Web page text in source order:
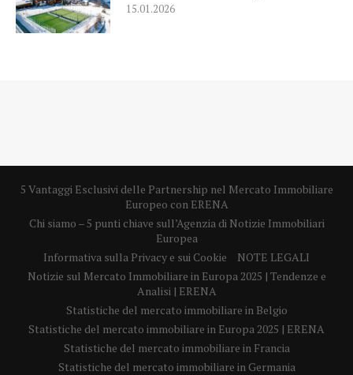
15.01.2026
5 Vantaggi Esclusivi delle Partnership nel Mercato Immobiliare
Europeo con ERENA
Chi siamo – 5 punti chiave sull’Agenzia di Notizie Immobiliari
Europea
Informativa sulla Privacy e sui Cookie
NOTE LEGALI
Notizie sul Mercato Immobiliare in Europa 2025 | Tendenze e
Analisi | ERENA
Statistiche del mercato immobiliare in Belgio
Statistiche del mercato immobiliare in Europa 2025 | ERENA
Statistiche del mercato immobiliare in Francia
Statistiche del mercato immobiliare in Germania